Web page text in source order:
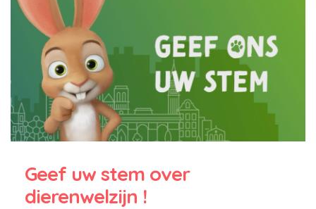
Geef uw stem over
dierenwelzijn !